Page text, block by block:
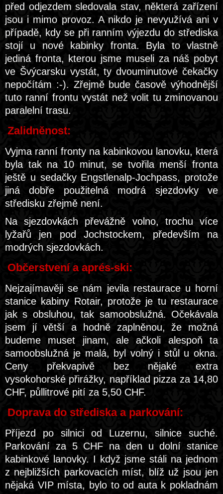
před odjezdem sledovala stav, některá zařízení
jsou i mimo provoz. A nikdo je nevyužívá ani v
případě, kdy se při ranním výjezdu do střediska
stojí u nové kabinky fronta. Byla to vlastně
jediná fronta, kterou jsme museli za náš pobyt
ve Švýcarsku vystát, ty dvouminutové čekačky
nepočítám :-). Zřejmě bude časově výhodnější
tuto ranní frontu vystát než volit tu zminovanou
paralelní trasu.
Zalidněnost:
Vyjma ranní fronty na kabinkovou lanovku, která
byla tak na 10 minut, se tvořila menší fronta
ještě u sedačky Engstlenalp-Jochpass, protože
jiná dobře použitelná modrá sjezdovky ve
středisku zřejmě není.
Na sjezdovkách převážně volno, trochu více
lyžařů jen pod Jochstockem, především na
modrých sjezdovkách.
Občerstvení a aprés-ski:
Nejzajímavěji se nám jevila restaurace u horní
stanice kabiny Rotair, protože je tu restaurace
jak s obsluhou, tak samoobslužná. Očekávala
jsem jí větší a hodně zaplněnou, že možná
budeme muset jinam, ale ačkoli alespoň ta
samoobslužná je malá, byl volný i stůl u okna.
Ceny překvapivě bez nějaké extra
vysokohorské přirážky, například pizza za 14,80
CHF, půllitrové pití za 5,50 CHF.
Doprava do střediska a parkování:
Příjezd po silnici od Luzernu, silnice suché.
Parkování za 5 CHF na den u dolní stanice
kabinkové lanovky. I když jsme stáli na jednom
z nejbližších parkovacích míst, blíž už jsou jen
nějaká VIP místa, bylo to od auta k pokladnám